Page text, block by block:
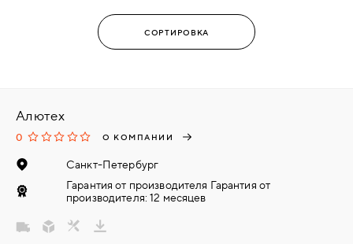
Алютех
0 О КОМПАНИИ
Санкт-Петербург
Гарантия от производителя Гарантия от
производителя: 12 месяцев